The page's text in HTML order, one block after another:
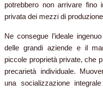
potrebbero non arrivare fino
privata dei mezzi di
Ne consegue l’ideale
delle grandi aziende e il
piccole proprietà private, che
precarietà individuale.
una socializzazione